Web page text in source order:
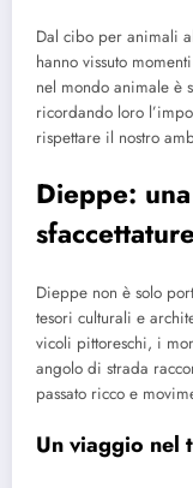
Dal cibo per animali
hanno vissuto
nel mondo animale è
ricordando loro
rispettare il nostro
Dieppe:
Dieppe non è solo
tesori culturali e
vicoli pittoreschi, i
angolo di strada
passato ricco e
Un viaggio nel